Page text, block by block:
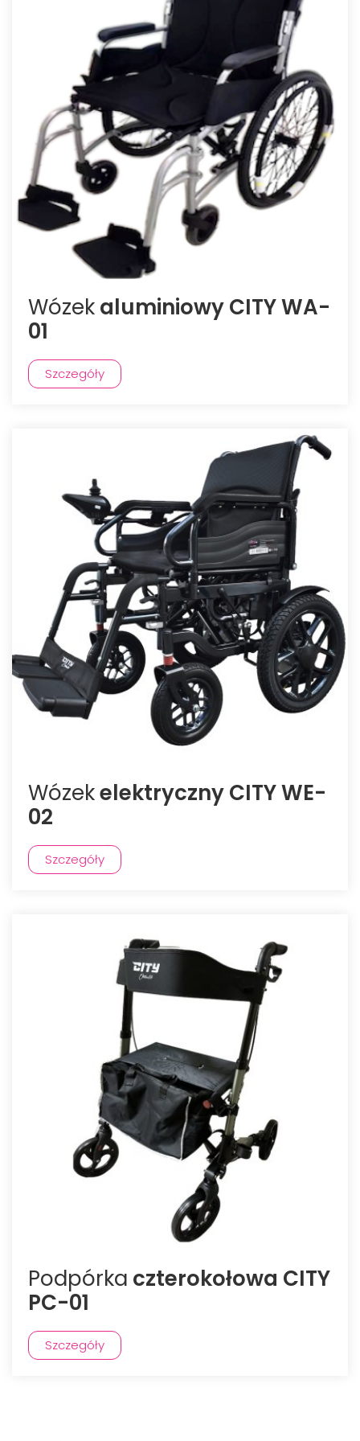
Wózekaluminiowy CITY WA-
01
Szczegóły
Wózekelektryczny CITY WE-
02
Szczegóły
Podpórka czterokołowa CITY
PC-01
Szczegóły